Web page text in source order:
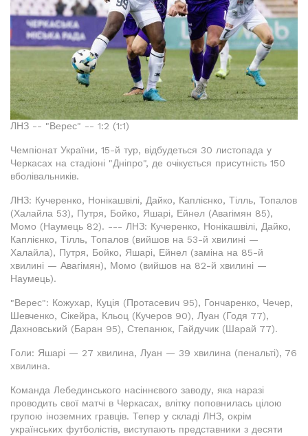
ЛНЗ -- "Верес" -- 1:2 (1:1)
Чемпіонат України, 15-й тур, відбудеться 30 листопада у
Черкасах на стадіоні "Дніпро", де очікується присутність 150
вболівальників.
ЛНЗ: Кучеренко, Нонікашвілі, Дайко, Каплієнко, Тілль, Топалов
(Халайла 53), Путря, Бойко, Яшарі, Ейнел (Авагімян 85),
Момо (Наумець 82). --- ЛНЗ: Кучеренко, Нонікашвілі, Дайко,
Каплієнко, Тілль, Топалов (вийшов на 53-й хвилині —
Халайла), Путря, Бойко, Яшарі, Ейнел (заміна на 85-й
хвилині — Авагімян), Момо (вийшов на 82-й хвилині —
Наумець).
"Верес": Кожухар, Куція (Протасевич 95), Гончаренко, Чечер,
Шевченко, Сікейра, Кльоц (Кучеров 90), Луан (Годя 77),
Дахновський (Баран 95), Степанюк, Гайдучик (Шарай 77).
Голи: Яшарі — 27 хвилина, Луан — 39 хвилина (пенальті), 76
хвилина.
Команда Лебединського насіннєвого заводу, яка наразі
проводить свої матчі в Черкасах, влітку поповнилась цілою
групою іноземних гравців. Тепер у складі ЛНЗ, окрім
українських футболістів, виступають представники з десяти